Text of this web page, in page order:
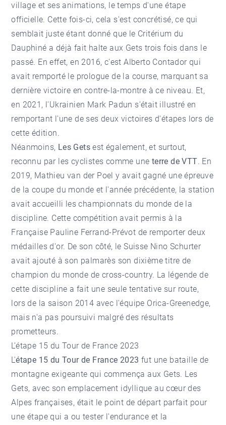
village et ses animations, le temps d'une étape
officielle. Cette fois-ci, cela s'est concrétisé, ce qui
semblait juste étant donné que le Critérium du
Dauphiné a déjà fait halte aux Gets trois fois dans le
passé. En effet, en 2016, c'est Alberto Contador qui
avait remporté le prologue de la course, marquant sa
dernière victoire en contre-la-montre à ce niveau. Et,
en 2021, l'Ukrainien Mark Padun s'était illustré en
remportant l'une de ses deux victoires d'étapes lors de
cette édition.
Néanmoins, Les Gets est également, et surtout,
reconnu par les cyclistes comme une terre de VTT. En
2019, Mathieu van der Poel y avait gagné une épreuve
de la coupe du monde et l'année précédente, la station
avait accueilli les championnats du monde de la
discipline. Cette compétition avait permis à la
Française Pauline Ferrand-Prévot de remporter deux
médailles d'or. De son côté, le Suisse Nino Schurter
avait ajouté à son palmarès son dixième titre de
champion du monde de cross-country. La légende de
cette discipline a fait une seule tentative sur route,
lors de la saison 2014 avec l'équipe Orica-Greenedge,
mais n'a pas poursuivi malgré des résultats
prometteurs.
L’étape 15 du Tour de France 2023
L'étape 15 du Tour de France 2023 fut une bataille de
montagne exigeante qui commença aux Gets. Les
Gets, avec son emplacement idyllique au cœur des
Alpes françaises, était le point de départ parfait pour
une étape qui a ou tester l'endurance et la